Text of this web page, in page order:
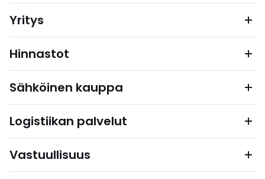
Yritys
Hinnastot
Sähköinen kauppa
Logistiikan palvelut
Vastuullisuus